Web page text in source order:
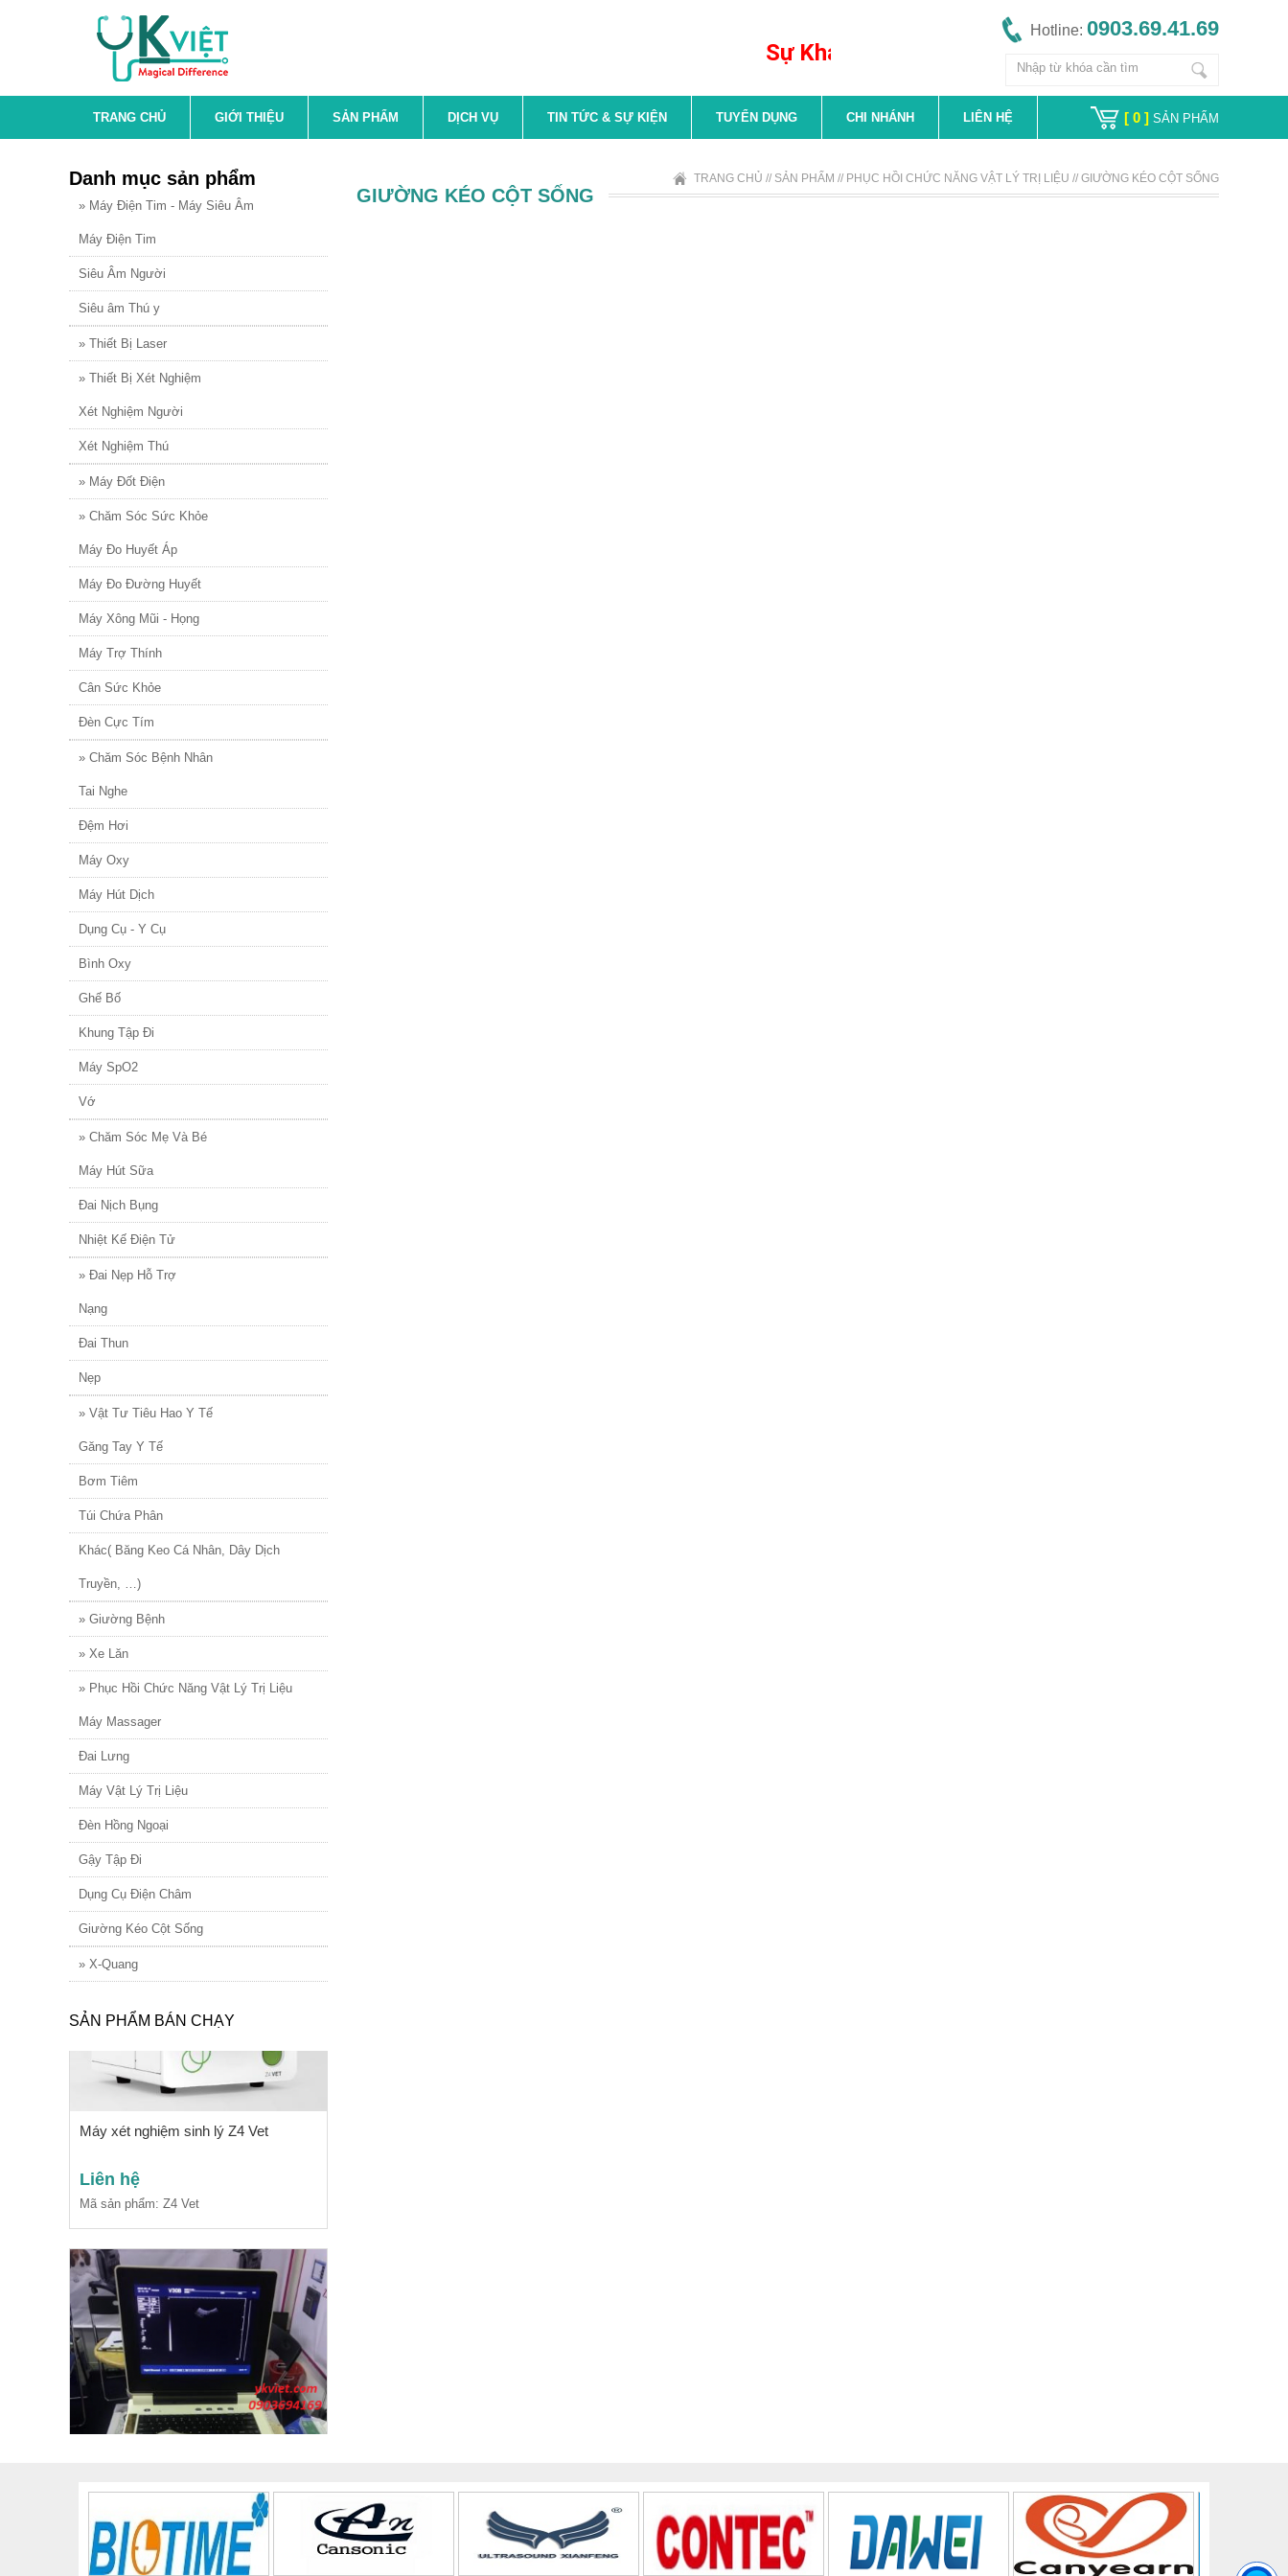
Difference Sự Khác Biệt Kỳ Diệu
Hotline: 0903.69.41.69
TRANG CHỦ GIỚI THIỆU SẢN PHẨM DỊCH VỤ TIN TỨC & SỰ KIỆN TUYỂN DỤNG CHI NHÁNH LIÊN HỆ [ 0 ] SẢN PHẨM
Danh mục sản phẩm
» Máy Điện Tim - Máy Siêu Âm
Máy Điện Tim
Siêu Âm Người
Siêu âm Thú y
» Thiết Bị Laser
» Thiết Bị Xét Nghiệm
Xét Nghiệm Người
Xét Nghiệm Thú
» Máy Đốt Điện
» Chăm Sóc Sức Khỏe
Máy Đo Huyết Áp
Máy Đo Đường Huyết
Máy Xông Mũi - Họng
Máy Trợ Thính
Cân Sức Khỏe
Đèn Cực Tím
» Chăm Sóc Bệnh Nhân
Tai Nghe
Đệm Hơi
Máy Oxy
Máy Hút Dịch
Dụng Cụ - Y Cụ
Bình Oxy
Ghế Bố
Khung Tập Đi
Máy SpO2
Vớ
» Chăm Sóc Mẹ Và Bé
Máy Hút Sữa
Đai Nịch Bụng
Nhiệt Kế Điện Tử
» Đai Nẹp Hỗ Trợ
Nạng
Đai Thun
Nẹp
» Vật Tư Tiêu Hao Y Tế
Găng Tay Y Tế
Bơm Tiêm
Túi Chứa Phân
Khác( Băng Keo Cá Nhân, Dây Dịch
Truyền, …)
» Giường Bệnh
» Xe Lăn
» Phục Hồi Chức Năng Vật Lý Trị Liệu
Máy Massager
Đai Lưng
Máy Vật Lý Trị Liệu
Đèn Hồng Ngoại
Gậy Tập Đi
Dụng Cụ Điện Châm
Giường Kéo Cột Sống
» X-Quang
SẢN PHẨM BÁN CHẠY
Máy xét nghiệm sinh lý Z4 Vet
Mã sản phẩm: Z4 Vet
Siêu Âm Xách Tay Thú Y - XF30BVet
Liên hệ
TRANG CHỦ // SẢN PHẨM // PHỤC HỒI CHỨC NĂNG VẬT LÝ TRỊ LIỆU // GIƯỜNG KÉO CỘT SỐNG
GIƯỜNG KÉO CỘT SỐNG